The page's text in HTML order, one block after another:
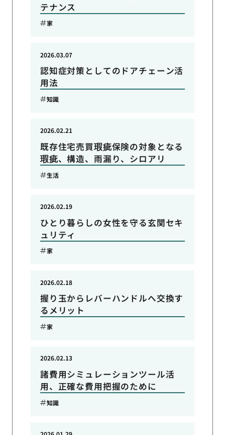
テナンス
家
認知症対策としてのドアチェーン活
用法
2026.03.07
知識
既存住宅売買瑕疵保険の対象となる
瑕疵、構造、雨漏り、シロアリ
2026.02.21
生活
ひとり暮らしの女性を守る玄関セキ
ュリティ
2026.02.19
家
握り玉からレバーハンドルへ交換す
るメリット
2026.02.18
家
諸費用シミュレーションツール活
用、正確な費用把握のために
2026.02.13
知識